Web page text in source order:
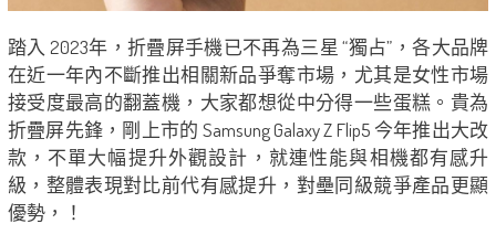
踏入 2023年，折疊屏手機已不再為三星 “獨占”，各大品牌
在近一年內不斷推出相關新品爭奪市場，尤其是女性市場
接受度最高的翻蓋機，大家都想從中分得一些蛋糕。貴為
折疊屏先鋒，剛上市的 Samsung Galaxy Z Flip5 今年推出大改
款，不單大幅提升外觀設計，就連性能與相機都有感升
級，整體表現對比前代有感提升，對壘同級競爭產品更顯
優勢，！